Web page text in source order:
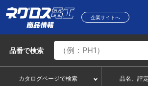
企業サイトへ
品番で検索
カタログページで検索 品名、評